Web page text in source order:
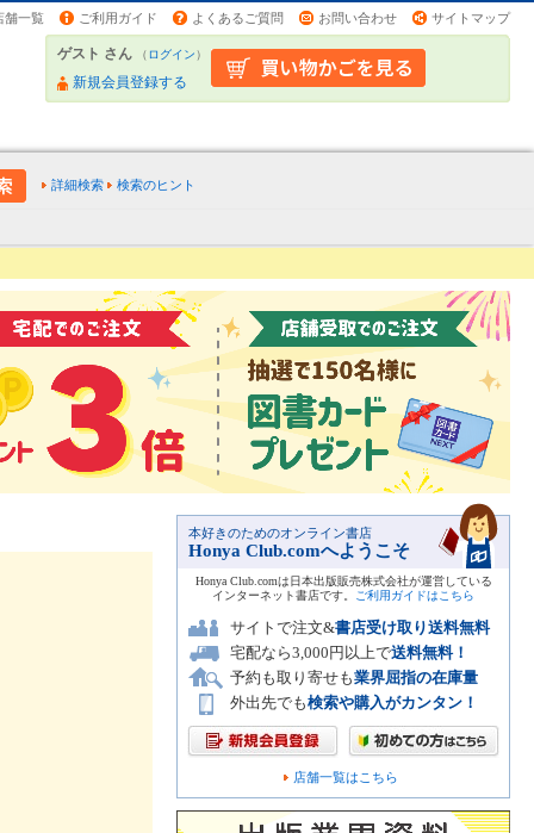
舗一覧 ご利用ガイド よくあるご質問 お問い合わせ サイトマップ
ゲスト さん （ログイン）
新規会員登録する
詳細検索 検索のヒント
本好きのためのオンライン書店
Honya Club.comへようこそ
Honya Club.comは日本出版販売株式会社が運営している
インターネット書店です。
ご利用ガイドはこちら
サイトで注文&書店受け取り送料無料
宅配なら3,000円以上で送料無料！
予約も取り寄せも業界屈指の在庫量
外出先でも検索や購入がカンタン！
店舗一覧はこちら